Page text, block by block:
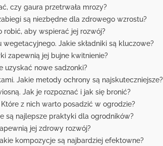
czy gaura przetrwała mrozy?
są niezbędne dla zdrowego wzrostu?
robić, aby wspierać jej rozwój?
Jakie składniki są kluczowe?
zapewnią jej bujne kwitnienie?
uzyskać nowe sadzonki?
Jakie metody ochrony są najskuteczniejsze?
Jak je rozpoznać i jak się bronić?
z nich warto posadzić w ogrodzie?
są najlepsze praktyki dla ogrodników?
jej zdrowy rozwój?
kompozycje są najbardziej efektowne?